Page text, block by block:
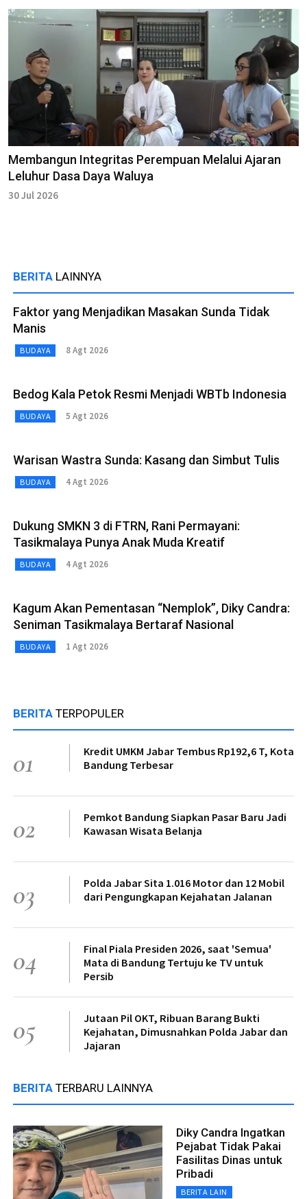
Membangun Integritas Perempuan Melalui Ajaran
Leluhur Dasa Daya Waluya
30 Jul 2026
BERITA LAINNYA
Faktor yang Menjadikan Masakan Sunda Tidak
Manis
BUDAYA 8 Agt 2026
Bedog Kala Petok Resmi Menjadi WBTb Indonesia
BUDAYA 5 Agt 2026
Warisan Wastra Sunda: Kasang dan Simbut Tulis
BUDAYA 4 Agt 2026
Dukung SMKN 3 di FTRN, Rani Permayani:
Tasikmalaya Punya Anak Muda Kreatif
BUDAYA 4 Agt 2026
Kagum Akan Pementasan “Nemplok”, Diky Candra:
Seniman Tasikmalaya Bertaraf Nasional
BUDAYA 1 Agt 2026
BERITA TERPOPULER
01
Kredit UMKM Jabar Tembus Rp192,6 T, Kota
Bandung Terbesar
02
Pemkot Bandung Siapkan Pasar Baru Jadi
Kawasan Wisata Belanja
03
Polda Jabar Sita 1.016 Motor dan 12 Mobil
dari Pengungkapan Kejahatan Jalanan
04
Final Piala Presiden 2026, saat 'Semua'
Mata di Bandung Tertuju ke TV untuk
Persib
05
Jutaan Pil OKT, Ribuan Barang Bukti
Kejahatan, Dimusnahkan Polda Jabar dan
Jajaran
BERITA TERBARU LAINNYA
Diky Candra Ingatkan
Pejabat Tidak Pakai
Fasilitas Dinas untuk
Pribadi
BERITA LAIN